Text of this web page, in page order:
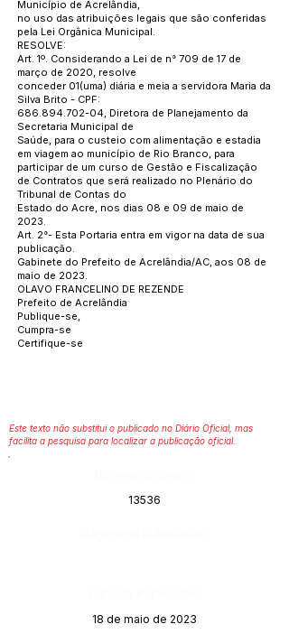
Município de Acrelândia,
no uso das atribuições legais que são conferidas
pela Lei Orgânica Municipal.
RESOLVE:
Art. 1º. Considerando a Lei de n° 709 de 17 de
março de 2020, resolve
conceder 01(uma) diária e meia a servidora Maria da
Silva Brito - CPF:
686.894.702-04, Diretora de Planejamento da
Secretaria Municipal de
Saúde, para o custeio com alimentação e estadia
em viagem ao município de Rio Branco, para
participar de um curso de Gestão e Fiscalização
de Contratos que será realizado no Plenário do
Tribunal de Contas do
Estado do Acre, nos dias 08 e 09 de maio de
2023.
Art. 2°- Esta Portaria entra em vigor na data de sua
publicação.
Gabinete do Prefeito de Acrelândia/AC, aos 08 de
maio de 2023.
OLAVO FRANCELINO DE REZENDE
Prefeito de Acrelândia
Publique-se,
Cumpra-se
Certifique-se
Este texto não substitui o publicado no Diário Oficial, mas
facilita a pesquisa para localizar a publicação oficial.
13536
18 de maio de 2023